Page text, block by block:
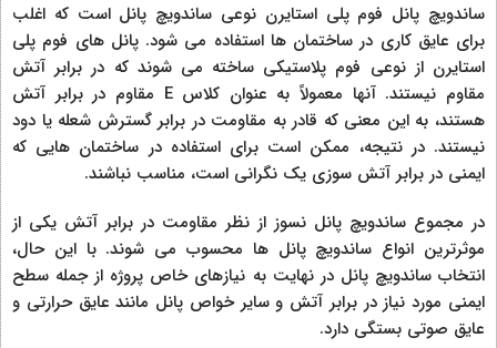
ساندویچ پانل فوم پلی استایرن نوعی ساندویچ پانل است که اغلب
برای عایق کاری در ساختمان ها استفاده می شود. پانل های فوم پلی
استایرن از نوعی فوم پلاستیکی ساخته می شوند که در برابر آتش
مقاوم نیستند. آنها معمولاً به عنوان کلاس E مقاوم در برابر آتش
هستند، به این معنی که قادر به مقاومت در برابر گسترش شعله یا دود
نیستند. در نتیجه، ممکن است برای استفاده در ساختمان هایی که
ایمنی در برابر آتش سوزی یک نگرانی است، مناسب نباشند.
در مجموع ساندویچ پانل نسوز از نظر مقاومت در برابر آتش یکی از
موثرترین انواع ساندویچ پانل ها محسوب می شوند. با این حال،
انتخاب ساندویچ پانل در نهایت به نیازهای خاص پروژه از جمله سطح
ایمنی مورد نیاز در برابر آتش و سایر خواص پانل مانند عایق حرارتی و
عایق صوتی بستگی دارد.